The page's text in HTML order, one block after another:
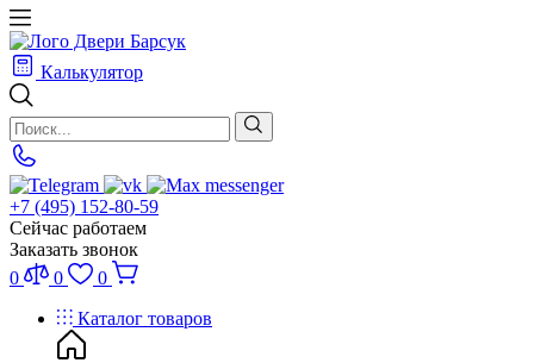
Калькулятор
+7 (495) 152-80-59
Сейчас работаем
Заказать звонок
0
0
0
Каталог товаров